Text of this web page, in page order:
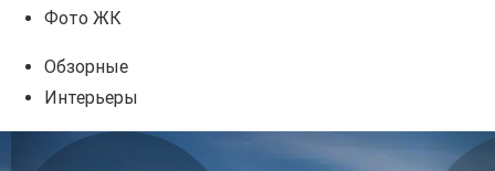
Фото ЖК
Обзорные
Интерьеры